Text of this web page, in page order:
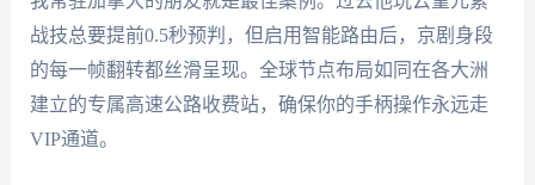
战技总要提前0.5秒预判，但启用智能路由后，京剧身段
的每一帧翻转都丝滑呈现。全球节点布局如同在各大洲
建立的专属高速公路收费站，确保你的手柄操作永远走
VIP通道。